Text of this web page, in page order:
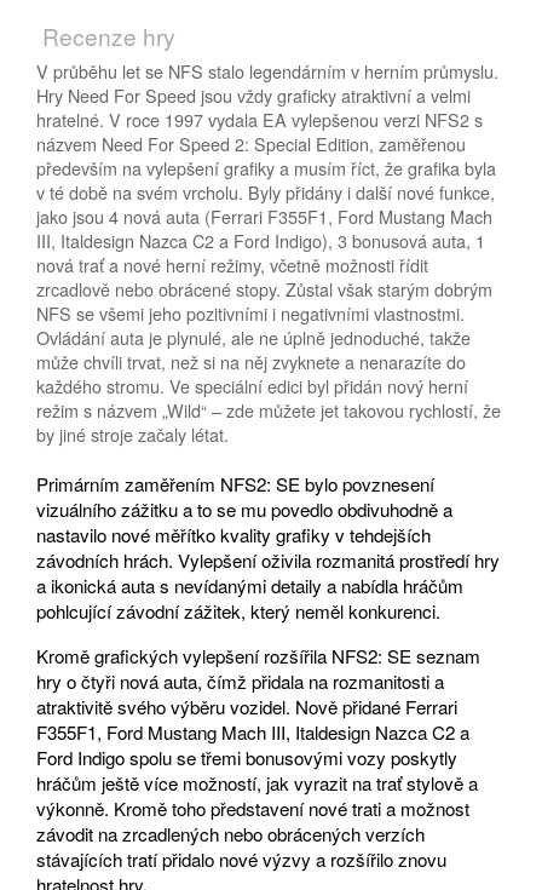
Recenze hry
V průběhu let se NFS stalo legendárním v herním průmyslu.
Hry Need For Speed jsou vždy graficky atraktivní a velmi
hratelné. V roce 1997 vydala EA vylepšenou verzi NFS2 s
názvem Need For Speed 2: Special Edition, zaměřenou
především na vylepšení grafiky a musím říct, že grafika byla
v té době na svém vrcholu. Byly přidány i další nové funkce,
jako jsou 4 nová auta (Ferrari F355F1, Ford Mustang Mach
III, Italdesign Nazca C2 a Ford Indigo), 3 bonusová auta, 1
nová trať a nové herní režimy, včetně možnosti řídit
zrcadlově nebo obrácené stopy. Zůstal však starým dobrým
NFS se všemi jeho pozitivními i negativními vlastnostmi.
Ovládání auta je plynulé, ale ne úplně jednoduché, takže
může chvíli trvat, než si na něj zvyknete a nenarazíte do
každého stromu. Ve speciální edici byl přidán nový herní
režim s názvem „Wild“ – zde můžete jet takovou rychlostí, že
by jiné stroje začaly létat.
Primárním zaměřením NFS2: SE bylo povznesení
vizuálního zážitku a to se mu povedlo obdivuhodně a
nastavilo nové měřítko kvality grafiky v tehdejších
závodních hrách. Vylepšení oživila rozmanitá prostředí hry
a ikonická auta s nevídanými detaily a nabídla hráčům
pohlcující závodní zážitek, který neměl konkurenci.
Kromě grafických vylepšení rozšířila NFS2: SE seznam
hry o čtyři nová auta, čímž přidala na rozmanitosti a
atraktivitě svého výběru vozidel. Nově přidané Ferrari
F355F1, Ford Mustang Mach III, Italdesign Nazca C2 a
Ford Indigo spolu se třemi bonusovými vozy poskytly
hráčům ještě více možností, jak vyrazit na trať stylově a
výkonně. Kromě toho představení nové trati a možnost
závodit na zrcadlených nebo obrácených verzích
stávajících tratí přidalo nové výzvy a rozšířilo znovu
hratelnost hry.